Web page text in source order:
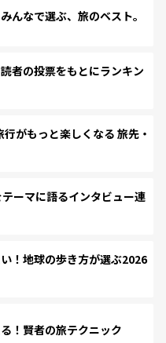
なで選ぶ、旅のベスト。
者の投票をもとにランキン
がもっと楽しくなる 旅先・
ーマに語るインタビュー連
！地球の歩き方が選ぶ2026
！賢者の旅テクニック